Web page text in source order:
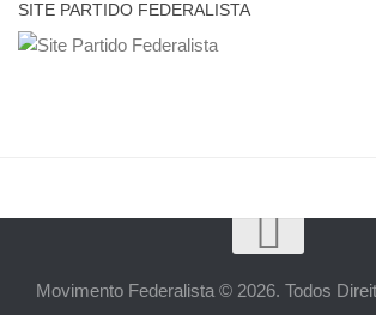
SITE PARTIDO FEDERALISTA
Movimento Federalista © 2026. Todos